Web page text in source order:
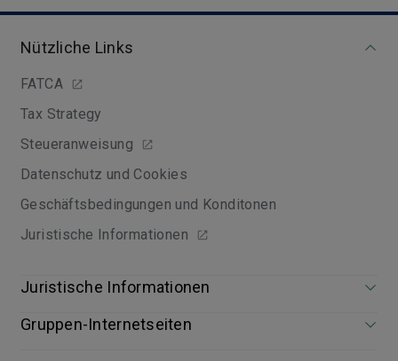
Nützliche Links
FATCA
Tax Strategy
Steueranweisung
Datenschutz und Cookies
Geschäftsbedingungen und Konditonen
Juristische Informationen
Juristische Informationen
Gruppen-Internetseiten